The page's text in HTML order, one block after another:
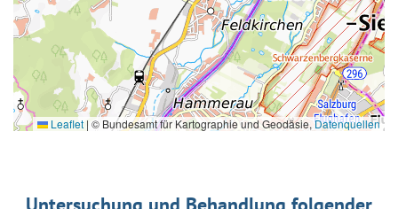
Leaflet | © Bundesamt für Kartographie und Geodäsie,Datenquellen